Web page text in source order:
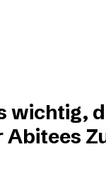
wichtig,
Abitees